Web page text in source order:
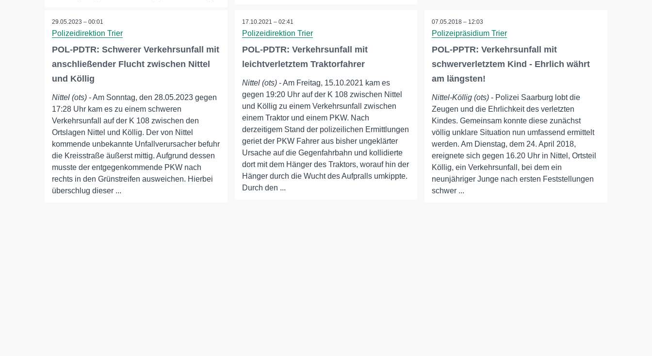
29.05.2023 – 00:01
Polizeidirektion Trier
POL-PDTR: Schwerer Verkehrsunfall mit
anschließender Flucht zwischen Nittel
und Köllig
Nittel (ots) - Am Sonntag, den 28.05.2023 gegen
17:28 Uhr kam es zu einem schweren
Verkehrsunfall auf der K 108 zwischen den
Ortslagen Nittel und Köllig. Der von Nittel
kommende unbekannte Unfallverursacher befuhr
die Kreisstraße äußerst mittig. Aufgrund dessen
musste der entgegenkommende PKW nach
rechts in den Grünstreifen ausweichen. Hierbei
überschlug dieser ...
17.10.2021 – 02:41
Polizeidirektion Trier
POL-PDTR: Verkehrsunfall mit
leichtverletztem Traktorfahrer
Nittel (ots)- Am Freitag, 15.10.2021 kam es
gegen 19:20 Uhr auf der K 108 zwischen Nittel
und Köllig zu einem Verkehrsunfall zwischen
einem Traktor und einem PKW. Nach
derzeitigem Stand der polizeilichen Ermittlungen
geriet der PKW Fahrer aus bisher ungeklärter
Ursache auf die Gegenfahrbahn und kollidierte
dort mit dem Hänger des Traktors, worauf hin der
Hänger durch die Wucht des Aufpralls umkippte.
Durch den ...
07.05.2018 – 12:03
Polizeipräsidium Trier
POL-PPTR: Verkehrsunfall mit
schwerverletztem Kind - Ehrlich währt
am längsten!
Nittel-Köllig (ots) - Polizei Saarburg lobt die
Zeugen und die Ehrlichkeit des verletzten
Kindes. Gemeinsam konnte diese zunächst
völlig unklare Situation nun umfassend ermittelt
werden. Am Dienstag, dem 24. April 2018,
ereignete sich gegen 16.20 Uhr in Nittel, Ortsteil
Köllig, ein Verkehrsunfall, bei dem ein
neunjähriger Junge nach ersten Feststellungen
schwer ...